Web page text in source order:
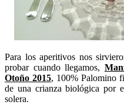
Para los aperitivos nos
probar cuando llegamos,
Otoño 2015, 100% Palomino
de una crianza biológica por
solera.